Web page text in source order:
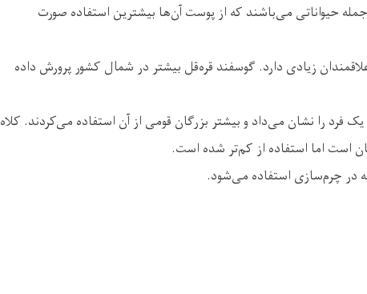
جمله حیواناتی می‌باشند که از پوست آن‌ها بیشترین استفاده صورت
زیادی دارد. گوسفند قره‌قل بیشتر در شمال کشور پرورش داده
را نشان می‌داد و بیشتر بزرگان قومی از آن استفاده می‌کردند. کلاه
است اما استفاده از کم‌تر شده است.
در چرم‌سازی استفاده می‌شود.